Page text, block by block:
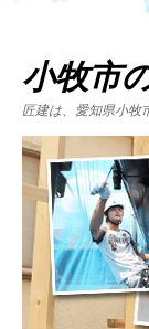
小牧市
匠建は、愛知県小牧